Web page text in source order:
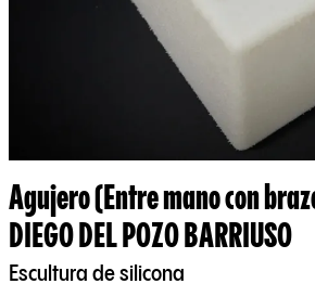
Agujero (Entre mano con
DIEGO DEL POZO BARRIUSO
Escultura de silicona